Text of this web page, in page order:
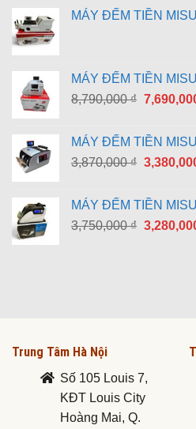
MÁY ĐẾM TIỀN
MÁY ĐẾM TIỀN
8,790,000₫ Giá
là:
MÁY ĐẾM TIỀN
3,870,000₫ Giá
là:
MÁY ĐẾM TIỀN
3,750,000₫ Giá
Trung Tâm Hà Nội
Số 105 Louis 7,
KĐT Louis City
Hoàng Mai, Q.